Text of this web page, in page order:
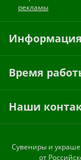
рекламы
Информация
Время
Наши
Cувениры и
от